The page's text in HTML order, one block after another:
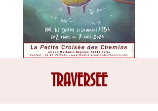
TRAVERSEE